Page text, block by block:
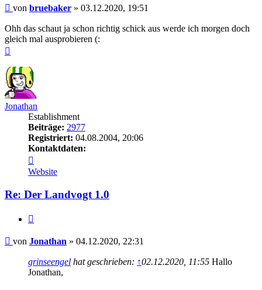
Beitrag
von bruebaker » 03.12.2020, 19:51
Ohh das schaut ja schon richtig schick aus werde ich morgen doch
gleich mal ausprobieren (:
Jonathan
Establishment
Beiträge: 2977
Registriert: 04.08.2004, 20:06
Kontaktdaten:
von
Jonathan
Website
Re: Der Landvogt 1.0
Beitrag
von Jonathan » 04.12.2020, 22:31
grinseengel hat geschrieben: ↑02.12.2020, 11:55 Hallo
Jonathan,